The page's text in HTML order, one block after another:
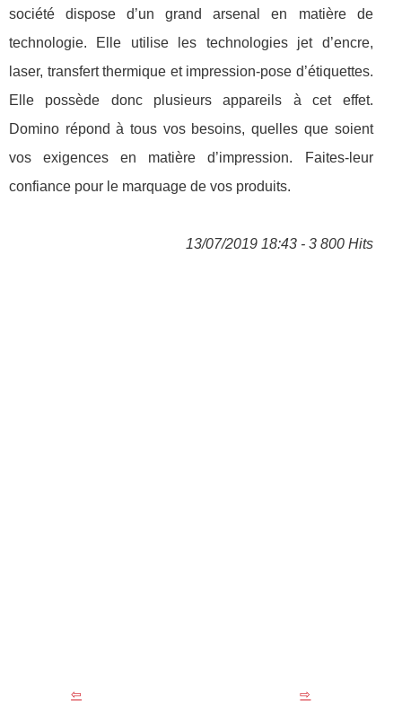
société dispose d’un grand arsenal en matière de
technologie. Elle utilise les technologies jet d’encre,
laser, transfert thermique et impression-pose d’étiquettes.
Elle possède donc plusieurs appareils à cet effet.
Domino répond à tous vos besoins, quelles que soient
vos exigences en matière d’impression. Faites-leur
confiance pour le marquage de vos produits.
13/07/2019 18:43 - 3 800 Hits